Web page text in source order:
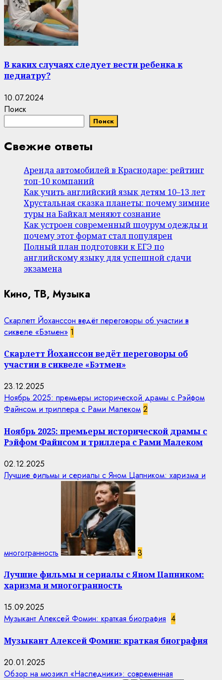
В каких случаях следует вести ребенка к
педиатру?
10.07.2024
Поиск
Поиск
Свежие ответы
Аренда автомобилей в Краснодаре: рейтинг
топ-10 компаний
Как учить английский язык детям 10–13 лет
Хрустальная сказка планеты: почему зимние
туры на Байкал меняют сознание
Как устроен современный шоурум одежды и
почему этот формат стал популярен
Полный план подготовки к ЕГЭ по
английскому языку для успешной сдачи
экзамена
Кино, ТВ, Музыка
Скарлетт Йоханссон ведёт переговоры об участии в
сиквеле «Бэтмен» 1
Скарлетт Йоханссон ведёт переговоры об
участии в сиквеле «Бэтмен»
23.12.2025
Ноябрь 2025: премьеры исторической драмы с Рэйфом
Файнсом и триллера с Рами Малеком 2
Ноябрь 2025: премьеры исторической драмы с
Рэйфом Файнсом и триллера с Рами Малеком
02.12.2025
Лучшие фильмы и сериалы с Яном Цапником: харизма и
многогранность 3
Лучшие фильмы и сериалы с Яном Цапником:
харизма и многогранность
15.09.2025
Музыкант Алексей Фомин: краткая биография 4
Музыкант Алексей Фомин: краткая биография
20.01.2025
Обзор на мюзикл «Наследники»: современная